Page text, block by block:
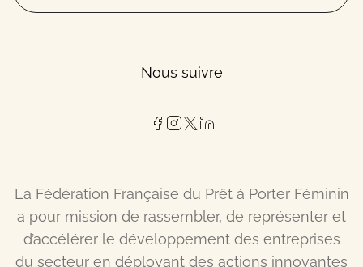
Nous suivre
La Fédération Française du Prêt à Porter Féminin
a pour mission de rassembler, de représenter et
d’accélérer le développement des entreprises
du secteur en déployant des actions innovantes